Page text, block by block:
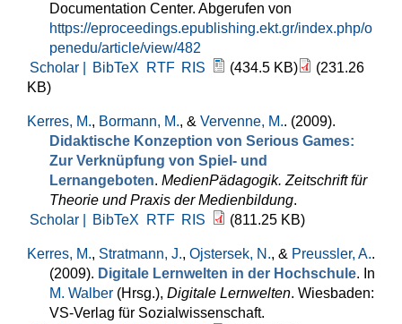
Documentation Center. Abgerufen von
https://eproceedings.epublishing.ekt.gr/index.php/o
penedu/article/view/482
Scholar |
BibTeX RTF RIS (434.5 KB)
(231.26
KB)
Kerres, M., Bormann, M., & Vervenne, M.. (2009).
Didaktische Konzeption von Serious Games:
Zur Verknüpfung von Spiel- und
Lernangeboten. MedienPädagogik. Zeitschrift für
Theorie und Praxis der Medienbildung.
Scholar |
BibTeX RTF RIS (811.25 KB)
Kerres, M., Stratmann, J., Ojstersek, N., & Preussler, A..
(2009). Digitale Lernwelten in der Hochschule. In
M. Walber (Hrsg.), Digitale Lernwelten. Wiesbaden:
VS-Verlag für Sozialwissenschaft.